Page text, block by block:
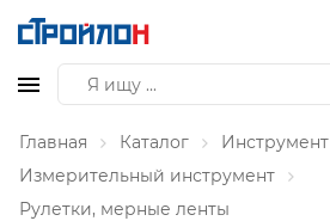
Главная Каталог
Инструмент
Измерительный инструмент
Рулетки, мерные ленты